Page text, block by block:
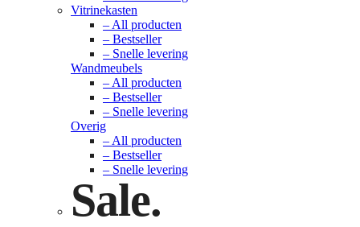
Vitrinekasten
– All producten
– Bestseller
– Snelle levering
Wandmeubels
– All producten
– Bestseller
– Snelle levering
Overig
– All producten
– Bestseller
– Snelle levering
Sale.